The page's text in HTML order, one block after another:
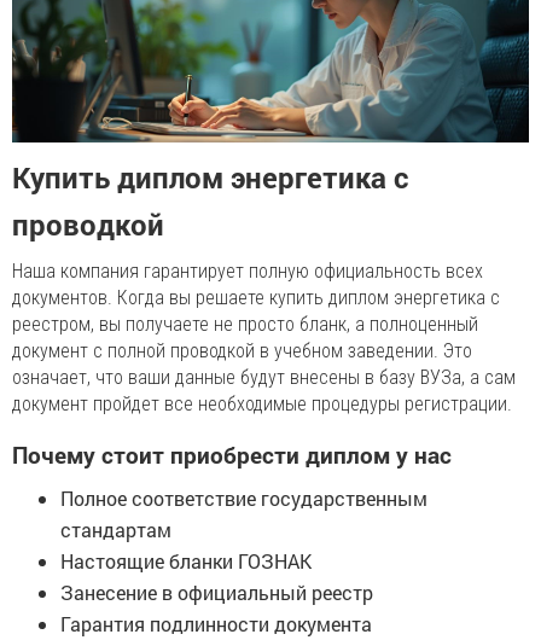
Купить диплом энергетика с
проводкой
Наша компания гарантирует полную официальность всех
документов. Когда вы решаете купить диплом энергетика с
реестром, вы получаете не просто бланк, а полноценный
документ с полной проводкой в учебном заведении. Это
означает, что ваши данные будут внесены в базу ВУЗа, а сам
документ пройдет все необходимые процедуры регистрации.
Почему стоит приобрести диплом у нас
Полное соответствие государственным
стандартам
Настоящие бланки ГОЗНАК
Занесение в официальный реестр
Гарантия подлинности документа